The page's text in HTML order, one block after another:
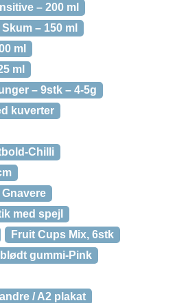
– 200 ml
– 150 ml
ml
ml
– 9stk – 4-5g
kuverter
Chilli
med spejl
Fruit Cups Mix, 6stk
gummi-Pink
/ A2 plakat